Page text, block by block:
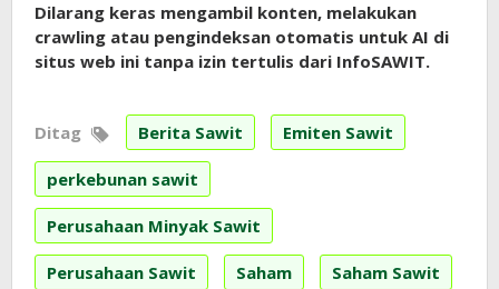
Dilarang keras mengambil konten, melakukan
crawling atau pengindeksan otomatis untuk AI di
situs web ini tanpa izin tertulis dari InfoSAWIT.
Ditag Berita Sawit Emiten Sawit
perkebunan sawit
Perusahaan Minyak Sawit
Perusahaan Sawit Saham Saham Sawit